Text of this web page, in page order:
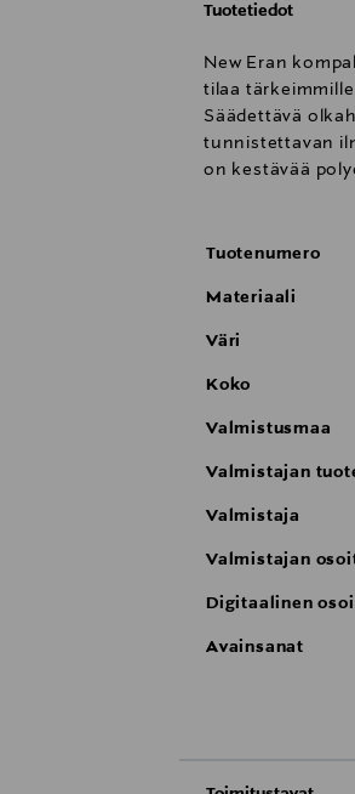
Tuotetiedot
New Eran
tilaa
Säädettävä
tunnistettavan
on kestävää
Tuotenumero
Materiaali
Väri
Koko
Valmistusmaa
Valmistajan
Valmistaja
Valmistajan
Digitaalinen
Avainsanat